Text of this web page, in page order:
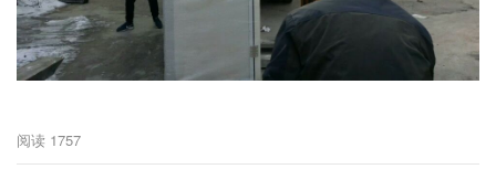
阅读 1757